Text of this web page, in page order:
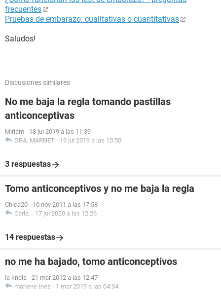
frecuentes
Pruebas de embarazo: cualitativas o cuantitativas
Saludos!
Discusiones similares
No me baja la regla tomando pastillas
anticonceptivas
Miriam - 18 jul 2019 a las 11:39
DRA. MARNET - 19 jul 2019 a las 10:50
3 respuestas
Tomo anticonceptivos y no me baja la regla
Chica20 - 10 nov 2011 a las 17:58
Carla. - 17 jul 2020 a las 12:26
14 respuestas
no me ha bajado, tomo anticonceptivos
la knela - 21 mar 2012 a las 12:47
marlene-ines - 1 mar 2019 a las 04:34